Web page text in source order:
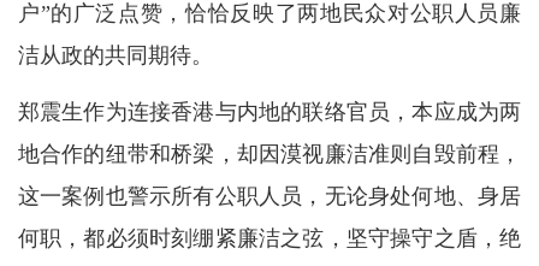
户”的广泛点赞，恰恰反映了两地民众对公职人员廉
洁从政的共同期待。
郑震生作为连接香港与内地的联络官员，本应成为两
地合作的纽带和桥梁，却因漠视廉洁准则自毁前程，
这一案例也警示所有公职人员，无论身处何地、身居
何职，都必须时刻绷紧廉洁之弦，坚守操守之盾，绝